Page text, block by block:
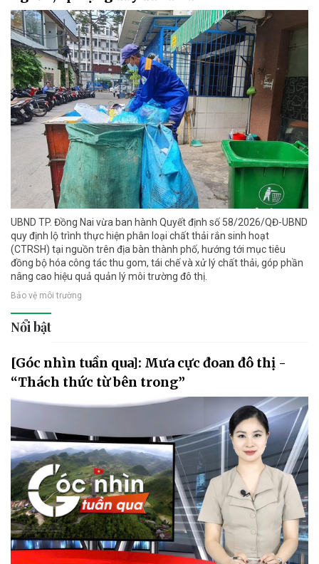
UBND TP. Đồng Nai vừa ban hành Quyết định số 58/2026/QĐ-UBND
quy định lộ trình thực hiện phân loại chất thải rắn sinh hoạt
(CTRSH) tại nguồn trên địa bàn thành phố, hướng tới mục tiêu
đồng bộ hóa công tác thu gom, tái chế và xử lý chất thải, góp phần
nâng cao hiệu quả quản lý môi trường đô thị.
Bảo vệ môi trường
Nổi bật
[Góc nhìn tuần qua]: Mưa cực đoan đô thị -
“Thách thức từ bên trong”